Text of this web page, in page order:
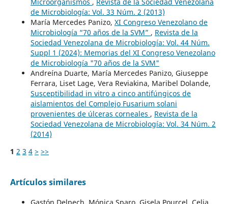
de Microbiología: Vol. 33 Núm. 2 (2013)
María Mercedes Panizo, XI Congreso Venezolano de
Microbiología “70 años de la SVM” , Revista de la
Sociedad Venezolana de Microbiología: Vol. 44 Núm.
Suppl 1 (2024): Memorias del XI Congreso Venezolano
de Microbiología "70 años de la SVM"
Andreína Duarte, María Mercedes Panizo, Giuseppe
Ferrara, Liset Lage, Vera Reviakina, Maribel Dolande,
Susceptibilidad in vitro a cinco antifúngicos de
aislamientos del Complejo Fusarium solani
provenientes de úlceras corneales , Revista de la
Sociedad Venezolana de Microbiología: Vol. 34 Núm. 2
(2014)
1 2 3 4 > >>
Artículos similares